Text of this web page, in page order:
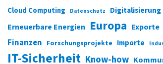
Cloud Computing Datenschutz Digitalisierung
Erneuerbare Energien Europa Exporte
Finanzen Forschungsprojekte Importe
IT-Sicherheit Know-how